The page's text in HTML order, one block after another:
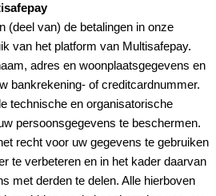
(deel van) de betalingen in onze
van het platform van Multisafepay.
adres en woonplaatsgegevens en
bankrekening- of creditcardnummer.
technische en organisatorische
persoonsgegevens te beschermen.
recht voor uw gegevens te gebruiken
te verbeteren en in het kader daarvan
met derden te delen. Alle hierboven